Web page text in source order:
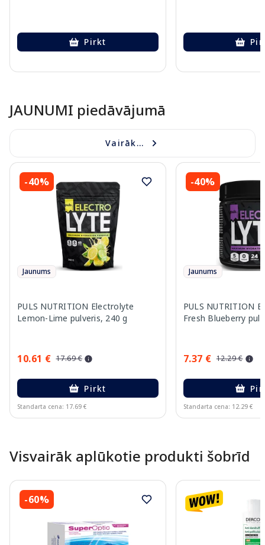
Pirkt
JAUNUMI piedāvājumā
Vairāk...
-40%
Jaunums
PULS NUTRITION Electrolyte
Lemon-Lime pulveris, 240 g
10.61 € 17.69 €
Pirkt
Standarta cena: 17.69 €
-40%
Jaunums
PULS NUTRITION
Fresh Blueberry
7.37 € 12.29 €
Standarta cena: 12.29 €
Visvairāk aplūkotie produkti šobrīd
-60%